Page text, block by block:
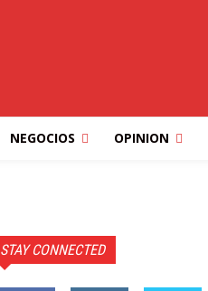
NEGOCIOS OPINION
STAY CONNECTED